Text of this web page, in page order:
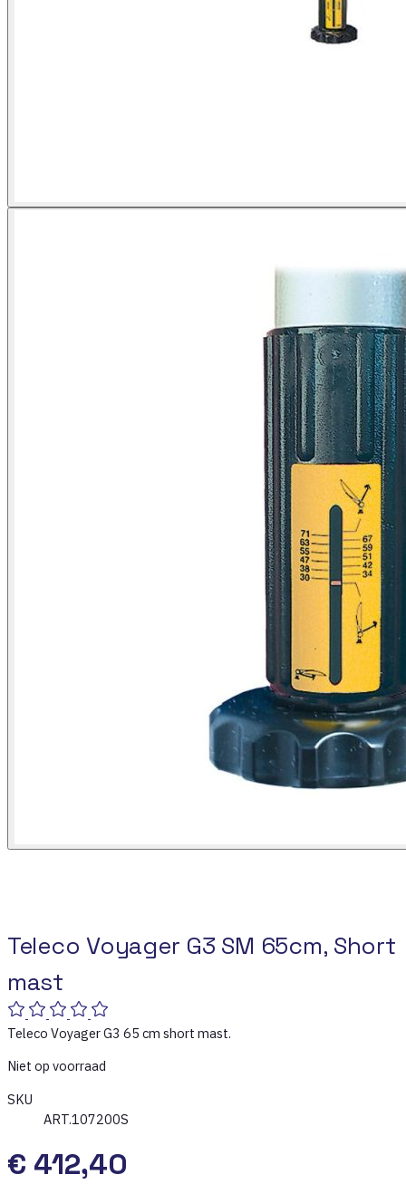
Teleco Voyager G3 SM 65cm, Short
mast
Teleco Voyager G3 65 cm short mast.
Niet op voorraad
SKU
ART.107200S
€ 412,40